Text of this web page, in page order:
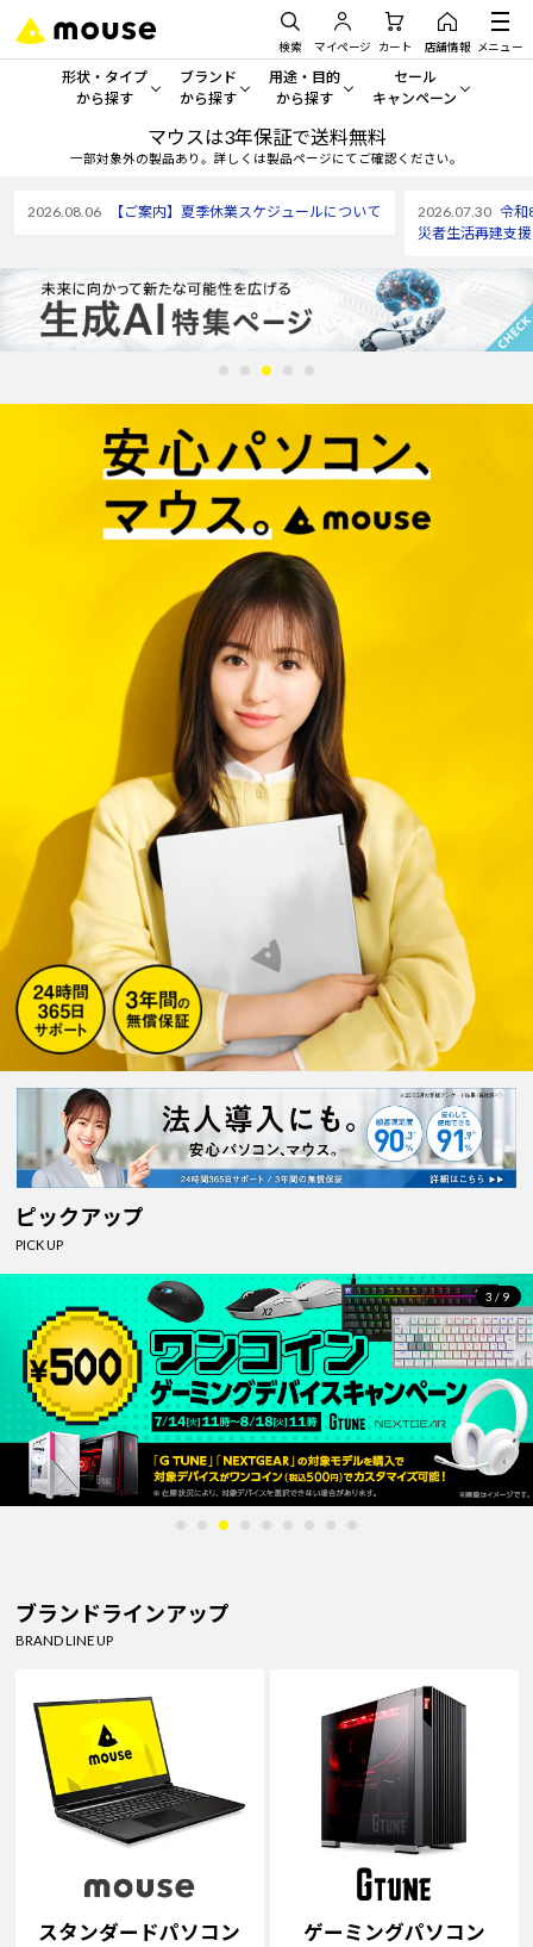
検索 マイページ カート 店舗情報 メニュー
形状・タイプ
から探す
形状・タイプから探す をすべてみる
タブレット
ワークステーション
Windows 11|Copilot+ PC
ブランド
から探す
mouse
DAIV
iiyama
Windows 11
用途・目的
から探す
一般向けパソコン
ビジネス向けパソコン
スペック/パーツ別
Windows 11
セール
キャンペーン
セール・キャンペー
人気モデルが期間限定・お
アウトレットパソコン
すべて新品の旧モデル製品
Windows 11
マウスは3年保証で送料無料
一部対象外の製品あり。詳しくは製品ページにてご確認ください。
2026.08.06 【ご案内】夏季休業スケジュールについて 2026.07.30 令和
災者生活再建支
ピックアップ
PICK UP
4/9
ブランドラインアップ
BRAND LINE UP
スタンダードパソコン ゲーミングパソコン